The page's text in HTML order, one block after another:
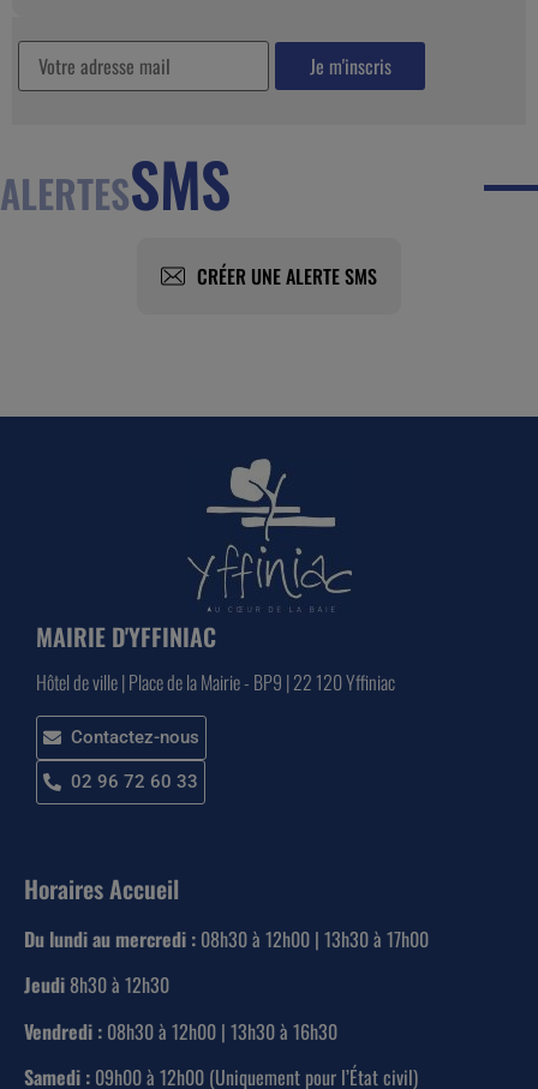
ALERTESSMS
CRÉER UNE ALERTE SMS
MAIRIE D'YFFINIAC
Hôtel de ville | Place de la Mairie - BP9 | 22 120 Yffiniac
Contactez-nous
02 96 72 60 33
Horaires Accueil
Du lundi au mercredi : 08h30 à 12h00 | 13h30 à 17h00
Jeudi 8h30 à 12h30
Vendredi : 08h30 à 12h00 | 13h30 à 16h30
Samedi : 09h00 à 12h00 (Uniquement pour l’État civil)